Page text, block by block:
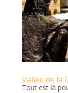
Vallée de la
Tout est là